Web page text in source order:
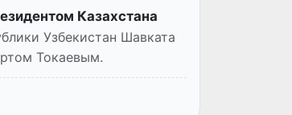
Казахстана
Узбекистан Шавката
Токаевым.